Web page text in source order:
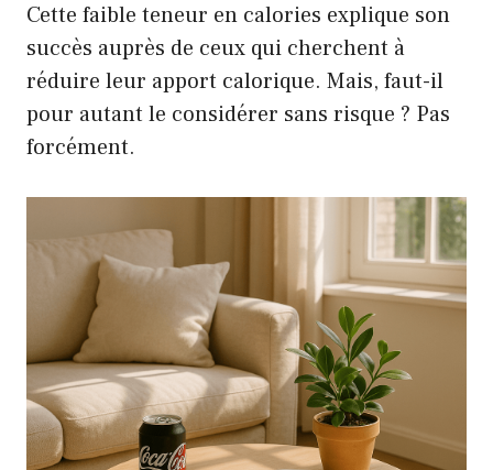
Cette faible teneur en calories explique son
succès auprès de ceux qui cherchent à
réduire leur apport calorique. Mais, faut-il
pour autant le considérer sans risque ? Pas
forcément.